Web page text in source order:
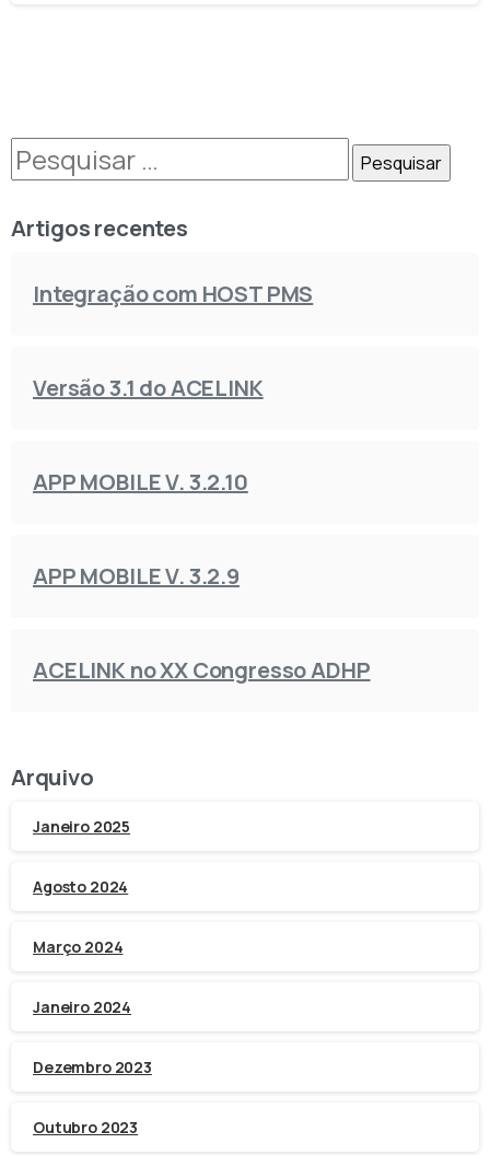
Artigos recentes
Integração com HOST PMS
Versão 3.1 do ACELINK
APP MOBILE V. 3.2.10
APP MOBILE V. 3.2.9
ACELINK no XX Congresso ADHP
Arquivo
Janeiro 2025
Agosto 2024
Março 2024
Janeiro 2024
Dezembro 2023
Outubro 2023